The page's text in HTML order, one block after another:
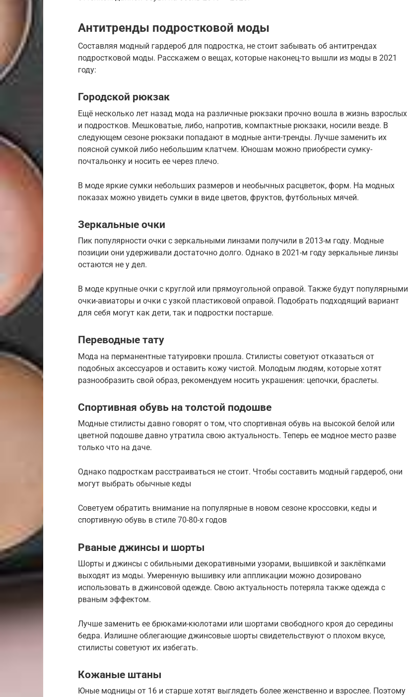
Антитренды подростковой моды
Составляя модный гардероб для подростка, не стоит забывать об антитрендах
подростковой моды. Расскажем о вещах, которые наконец-то вышли из моды в 2021
году:
Городской рюкзак
Ещё несколько лет назад мода на различные рюкзаки прочно вошла в жизнь взрослых
и подростков. Мешковатые, либо, напротив, компактные рюкзаки, носили везде. В
следующем сезоне рюкзаки попадают в модные анти-тренды. Лучше заменить их
поясной сумкой либо небольшим клатчем. Юношам можно приобрести сумку-
почтальонку и носить ее через плечо.
В моде яркие сумки небольших размеров и необычных расцветок, форм. На модных
показах можно увидеть сумки в виде цветов, фруктов, футбольных мячей.
Зеркальные очки
Пик популярности очки с зеркальными линзами получили в 2013-м году. Модные
позиции они удерживали достаточно долго. Однако в 2021-м году зеркальные линзы
остаются не у дел.
В моде крупные очки с круглой или прямоугольной оправой. Также будут популярными
очки-авиаторы и очки с узкой пластиковой оправой. Подобрать подходящий вариант
для себя могут как дети, так и подростки постарше.
Переводные тату
Мода на перманентные татуировки прошла. Стилисты советуют отказаться от
подобных аксессуаров и оставить кожу чистой. Молодым людям, которые хотят
разнообразить свой образ, рекомендуем носить украшения: цепочки, браслеты.
Спортивная обувь на толстой подошве
Модные стилисты давно говорят о том, что спортивная обувь на высокой белой или
цветной подошве давно утратила свою актуальность. Теперь ее модное место разве
только что на даче.
Однако подросткам расстраиваться не стоит. Чтобы составить модный гардероб, они
могут выбрать обычные кеды
Советуем обратить внимание на популярные в новом сезоне кроссовки, кеды и
спортивную обувь в стиле 70-80-х годов
Рваные джинсы и шорты
Шорты и джинсы с обильными декоративными узорами, вышивкой и заклёпками
выходят из моды. Умеренную вышивку или аппликации можно дозировано
использовать в джинсовой одежде. Свою актуальность потеряла также одежда с
рваным эффектом.
Лучше заменить ее брюками-кюлотами или шортами свободного кроя до середины
бедра. Излишне облегающие джинсовые шорты свидетельствуют о плохом вкусе,
стилисты советуют их избегать.
Кожаные штаны
Юные модницы от 16 и старше хотят выглядеть более женственно и взрослее. Поэтому